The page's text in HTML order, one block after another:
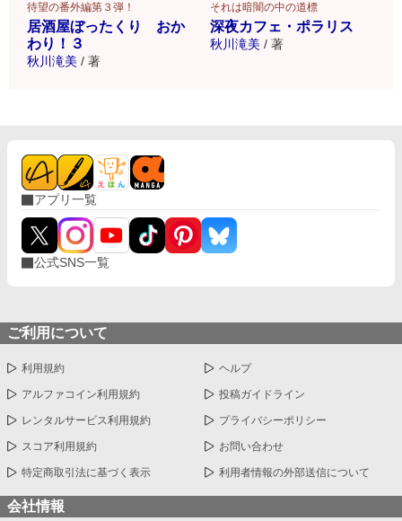
待望の番外編第３弾！
居酒屋ぼったくり おか
わり！３
秋川滝美 / 著
それは暗闇の中の道標
深夜カフェ・ポラリス
秋川滝美 / 著
アプリ一覧
公式SNS一覧
ご利用について
利用規約 ヘルプ
アルファコイン利用規約 投稿ガイドライン
レンタルサービス利用規約 プライバシーポリシー
スコア利用規約 お問い合わせ
特定商取引法に基づく表示 利用者情報の外部送信について
会社情報